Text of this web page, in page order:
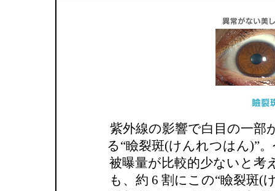
紫外線の影響で白目の一部
る“瞼裂斑(けんれつはん)”
被曝量が比較的少ないと考
も、約 6 割にこの“瞼裂斑(